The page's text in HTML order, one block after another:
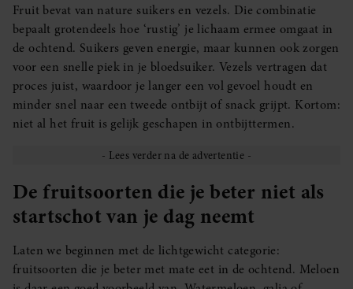
Fruit bevat van nature suikers en vezels. Die combinatie
bepaalt grotendeels hoe ‘rustig’ je lichaam ermee omgaat in
de ochtend. Suikers geven energie, maar kunnen ook zorgen
voor een snelle piek in je bloedsuiker. Vezels vertragen dat
proces juist, waardoor je langer een vol gevoel houdt en
minder snel naar een tweede ontbijt of snack grijpt. Kortom:
niet al het fruit is gelijk geschapen in ontbijttermen.
De fruitsoorten die je beter niet als
startschot van je dag neemt
Laten we beginnen met de lichtgewicht categorie:
fruitsoorten die je beter met mate eet in de ochtend. Meloen